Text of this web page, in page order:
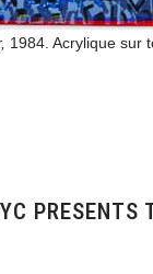
1984. Acrylique sur
PRESENTS